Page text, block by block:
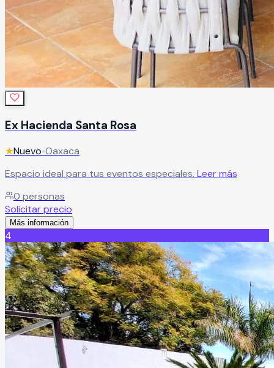
Ex Hacienda Santa Rosa
★Nuevo•Oaxaca
Espacio ideal para tus eventos especiales. Leer más
0 personas
Solicitar precio
Más información
4